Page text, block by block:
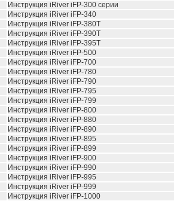
Инструкция iRiver iFP-300 серии
Инструкция iRiver iFP-340
Инструкция iRiver iFP-380T
Инструкция iRiver iFP-390T
Инструкция iRiver iFP-395T
Инструкция iRiver iFP-500
Инструкция iRiver iFP-700
Инструкция iRiver iFP-780
Инструкция iRiver iFP-790
Инструкция iRiver iFP-795
Инструкция iRiver iFP-799
Инструкция iRiver iFP-800
Инструкция iRiver iFP-880
Инструкция iRiver iFP-890
Инструкция iRiver iFP-895
Инструкция iRiver iFP-899
Инструкция iRiver iFP-900
Инструкция iRiver iFP-990
Инструкция iRiver iFP-995
Инструкция iRiver iFP-999
Инструкция iRiver iFP-1000